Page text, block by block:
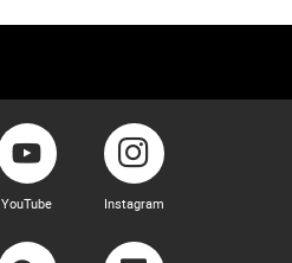
YouTube Instagram